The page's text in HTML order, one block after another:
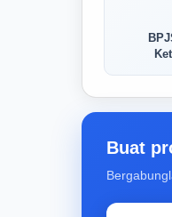
AI
Buat